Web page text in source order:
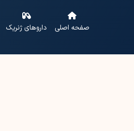
صفحه اصلی داروهای ژنریک